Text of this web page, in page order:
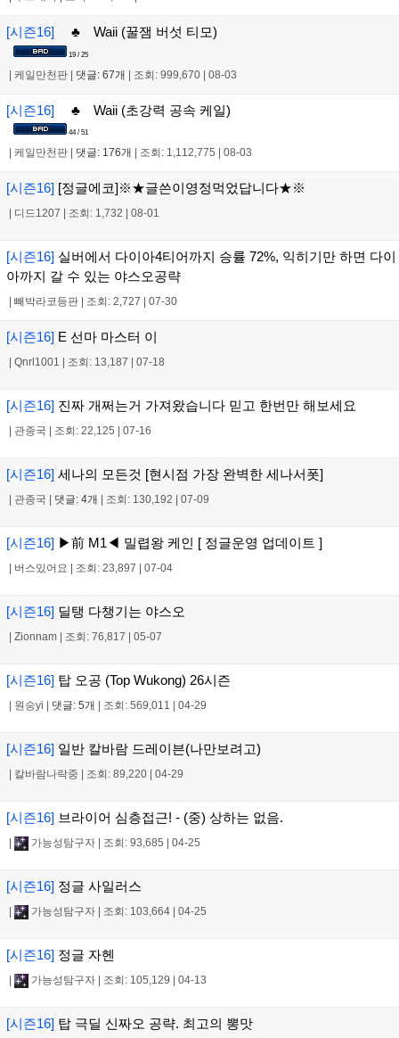
[시즌16] ♣ Waii (꿀잼 버섯 티모)
19 / 25
| 케일만천판 | 댓글: 67개 | 조회: 999,670 | 08-03
[시즌16] ♣ Waii (초강력 공속 케일)
44 / 51
케일만천판 댓글: 176개 조회: 1,112,775 08-03
[시즌16] [정글에코]※★글쓴이영정먹었답니다★※
디드1207 조회: 1,732 08-01
[시즌16] 실버에서 다이아4티어까지 승률 72%, 익히기만 하면 다이
아까지 갈 수 있는 야스오공략
빼박라코등판 조회: 2,727 07-30
[시즌16] E 선마 마스터 이
Qnrl1001 조회: 13,187 07-18
[시즌16] 진짜 개쩌는거 가져왔습니다 믿고 한번만 해보세요
관종국 조회: 22,125 07-16
[시즌16] 세나의 모든것 [현시점 가장 완벽한 세나서폿]
관종국 댓글: 4개 조회: 130,192 07-09
[시즌16] ▶前 M1◀ 밀렵왕 케인 [ 정글운영 업데이트 ]
버스있어요 조회: 23,897 07-04
[시즌16] 딜탱 다챙기는 야스오
Zionnam 조회: 76,817 05-07
[시즌16] 탑 오공 (Top Wukong) 26시즌
원숭yi 댓글: 5개 조회: 569,011 04-29
[시즌16] 일반 칼바람 드레이븐(나만보려고)
칼바람나락중 조회: 89,220 04-29
[시즌16] 브라이어 심층접근! - (중) 상하는 없음.
가능성탐구자 조회: 93,685 04-25
[시즌16] 정글 사일러스
가능성탐구자 조회: 103,664 04-25
[시즌16] 정글 자헨
가능성탐구자 조회: 105,129 04-13
[시즌16] 탑 극딜 신짜오 공략. 최고의 뽕맛